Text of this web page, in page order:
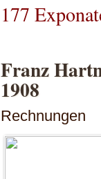
177
Franz
1908
Rechnungen